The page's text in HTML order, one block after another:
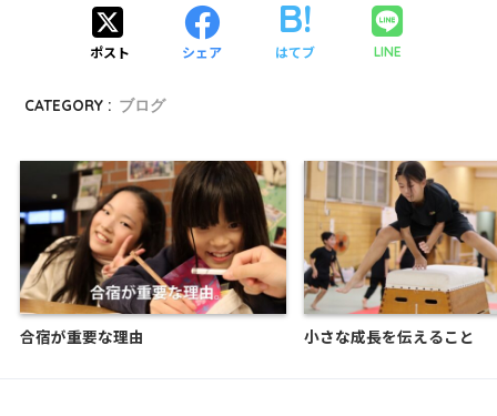
ポスト シェア はてブ LINE
CATEGORY : ブログ
合宿が重要な理由 小さな成長を伝えること